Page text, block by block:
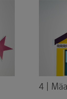
4 |